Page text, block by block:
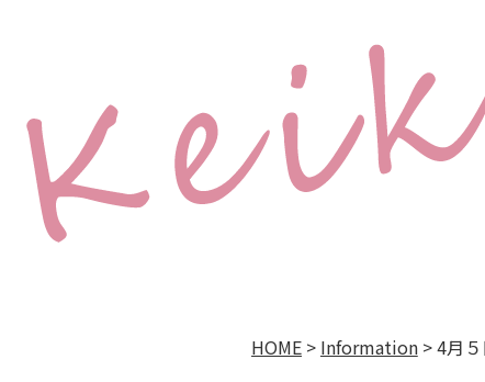
HOME> Information>4月